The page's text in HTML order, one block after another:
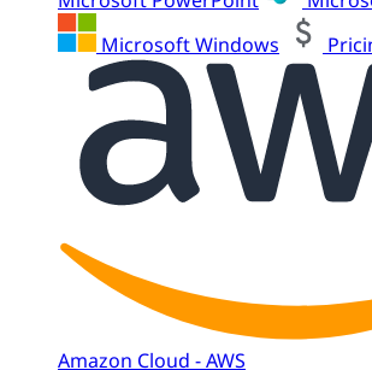
Microsoft Windows
Amazon Cloud - AWS